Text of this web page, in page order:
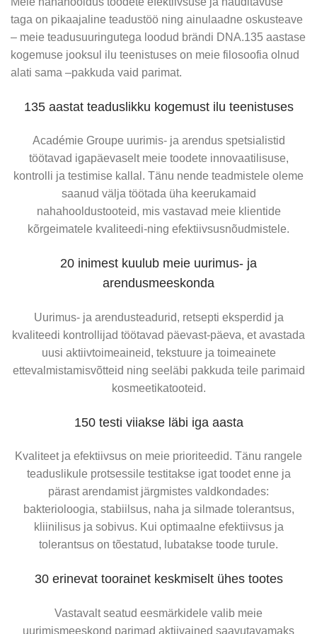
taga on pikaajaline teadustöö ning ainulaadne oskusteave
– meie teadusuuringutega loodud brändi DNA.135 aastase
kogemuse jooksul ilu teenistuses on meie filosoofia olnud
alati sama –pakkuda vaid parimat.
135 aastat teaduslikku kogemust ilu teenistuses
Académie Groupe uurimis- ja arendus spetsialistid
töötavad igapäevaselt meie toodete innovaatilisuse,
kontrolli ja testimise kallal. Tänu nende teadmistele oleme
saanud välja töötada üha keerukamaid
nahahooldustooteid, mis vastavad meie klientide
kõrgeimatele kvaliteedi-ning efektiivsusnõudmistele.
20 inimest kuulub meie uurimus- ja
arendusmeeskonda
Uurimus- ja arendusteadurid, retsepti eksperdid ja
kvaliteedi kontrollijad töötavad päevast-päeva, et avastada
uusi aktiivtoimeaineid, tekstuure ja toimeainete
ettevalmistamisvõtteid ning seeläbi pakkuda teile parimaid
kosmeetikatooteid.
150 testi viiakse läbi iga aasta
Kvaliteet ja efektiivsus on meie prioriteedid. Tänu rangele
teaduslikule protsessile testitakse igat toodet enne ja
pärast arendamist järgmistes valdkondades:
bakterioloogia, stabiilsus, naha ja silmade tolerantsus,
kliinilisus ja sobivus. Kui optimaalne efektiivsus ja
tolerantsus on tõestatud, lubatakse toode turule.
30 erinevat toorainet keskmiselt ühes tootes
Vastavalt seatud eesmärkidele valib meie
uurimismeeskond parimad aktiivained saavutavamaks
Pure-liin on loodud spetsiaalselt rasusele ja kombineeritud
nahale, mis vajab õrnalt sügavpuhastavat, värskendavat ja
tekstuuri ühtlustavat hooldust. Tooted sisaldavad kuni
põhilise toimeaine — greibi ekstraktiga.
Greibi ekstrakt aitab vähendada liigset rasu, ühtlustada
naha tekstuuri ning hoida jume puhtama ja värskemana.
Pure-liin sobib igapäevaseks kasutamiseks, kui esineb
ebapuhtusi, laienenud poore või naha rasusus on
tasakaalust väljas.
kreemid ja tasakaalustava toimega hooldustooted, mis
toetavad naha loomulikku puhtust ja ühtlasemat jumet.
‣ Youth Repair
oma elastsusest ja ühtlasest jumes ning vajab turgutust
pärast stressi, ilmastiku mõju või esimesi vananemismärke.
Pärast Brown Sequard ja Voronofi põhjalikku teadustööd
loob Georges Gay „Vivormon“ ampullid, mille aktiivsed
hormoonid parandavad nahale kandmisel selle
taastumisprotsesse. See toode oli esimene omalaadne,
mis kunagi oli välja töötatud. Samuti pakuti „Hormonyl“
1936 – Esimene ülemaailmne patent
Tähtis aasta rahvusvahelises ilutööstuses, kuid seda eriti
Académie Scientifique de Beauté jaoks. Kollageen on
esimest korda integreeritud nahahoolitsuskreemi retsepti.
ülemaailmselt patenteeritud ja rajab teed laboratoorsele